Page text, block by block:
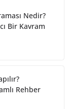
Nedir?
Bir Kavram
Rehber